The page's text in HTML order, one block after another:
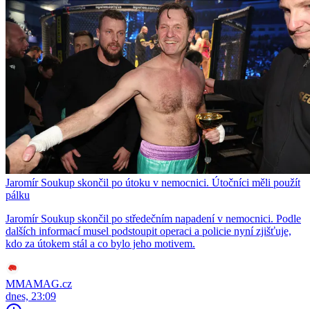
Jaromír Soukup skončil po útoku v nemocnici. Útočníci měli použít
pálku
Jaromír Soukup skončil po středečním napadení v nemocnici. Podle
dalších informací musel podstoupit operaci a policie nyní zjišťuje,
kdo za útokem stál a co bylo jeho motivem.
MMAMAG.cz
dnes, 23:09